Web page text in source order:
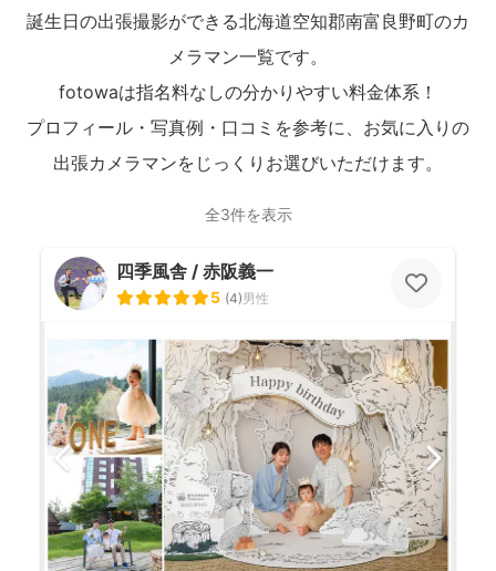
誕生日の出張撮影ができる北海道空知郡南富良野町のカ
メラマン一覧です。
fotowaは指名料なしの分かりやすい料金体系！
プロフィール・写真例・口コミを参考に、お気に入りの
出張カメラマンをじっくりお選びいただけます。
全3件を表示
四季風舎 / 赤阪義一
5 (4)男性